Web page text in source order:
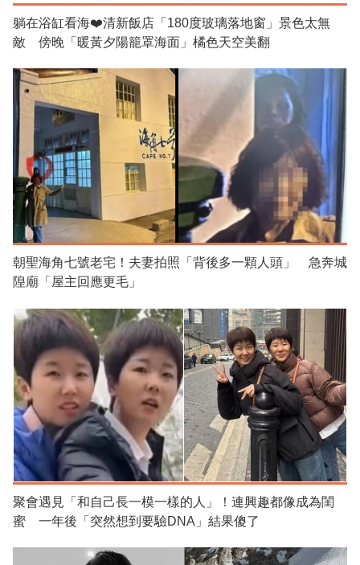
躺在浴缸看海❤️清新飯店「180度玻璃落地窗」景色太無
敵 傍晚「暖黃夕陽籠罩海面」橘色天空美翻
朝聖海角七號老宅！夫妻拍照「背後多一顆人頭」 急奔城
隍廟「屋主回應更毛」
聚會遇見「和自己長一模一樣的人」！連興趣都像成為閨
蜜 一年後「突然想到要驗DNA」結果傻了